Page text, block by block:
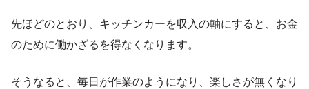
先ほどのとおり、キッチンカーを収入の軸にすると、お金
のために働かざるを得なくなります。
そうなると、毎日が作業のようになり、楽しさが無くなり